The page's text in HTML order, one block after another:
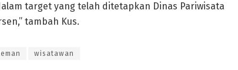
target yang telah ditetapkan Dinas Pariwisata
tambah Kus.
wisatawan